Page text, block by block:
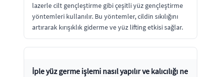
lazerle cilt gençleştirme gibi çeşitli yüz gençleştirme
yöntemleri kullanılır. Bu yöntemler, cildin sıkılığını
artırarak kırışıklık giderme ve yüz lifting etkisi sağlar.
İple yüz germe işlemi nasıl yapılır ve kalıcılığı ne